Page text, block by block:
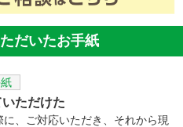
だいたお手紙
ただけた
、ご対応いただき、それから現